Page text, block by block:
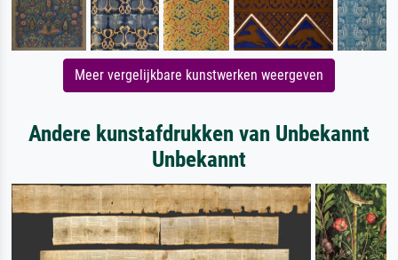
Meer vergelijkbare kunstwerken weergeven
Andere kunstafdrukken van Unbekannt
Unbekannt